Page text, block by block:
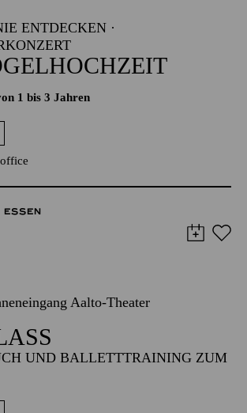
ENTDECKEN ·
1 bis 3 Jahren
Aalto-Theater
UND BALLETTTRAINING ZUM